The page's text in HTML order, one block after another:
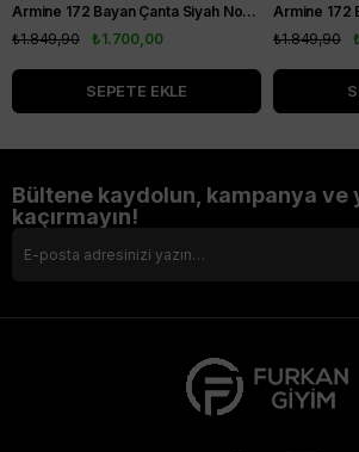
Armine 172 Bayan Çanta Siyah Noktalı
₺1.700,00
₺1.849,90
SEPETE EKLE
₺1.849,90
Bültene kaydolun, kampanya ve
kaçırmayın!